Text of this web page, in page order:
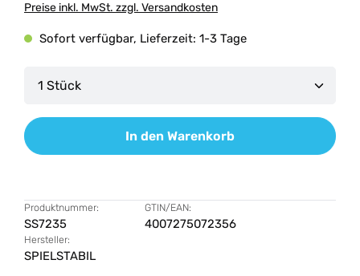
Preise inkl. MwSt. zzgl. Versandkosten
Sofort verfügbar, Lieferzeit: 1-3 Tage
Produkt Anzahl: Gib den gewünschten Wert
In den Warenkorb
Produktnummer:
SS7235
GTIN/EAN:
4007275072356
Hersteller:
SPIELSTABIL